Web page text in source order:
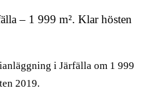
– 1 999 m². Klar hösten
i Järfälla om 1 999
2019.